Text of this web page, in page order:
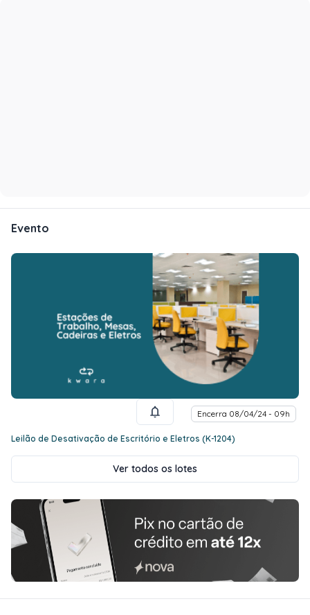
Evento
Encerra 08/04/24 - 09h
Leilão de Desativação de Escritório e Eletros (K-1204)
Ver todos os lotes